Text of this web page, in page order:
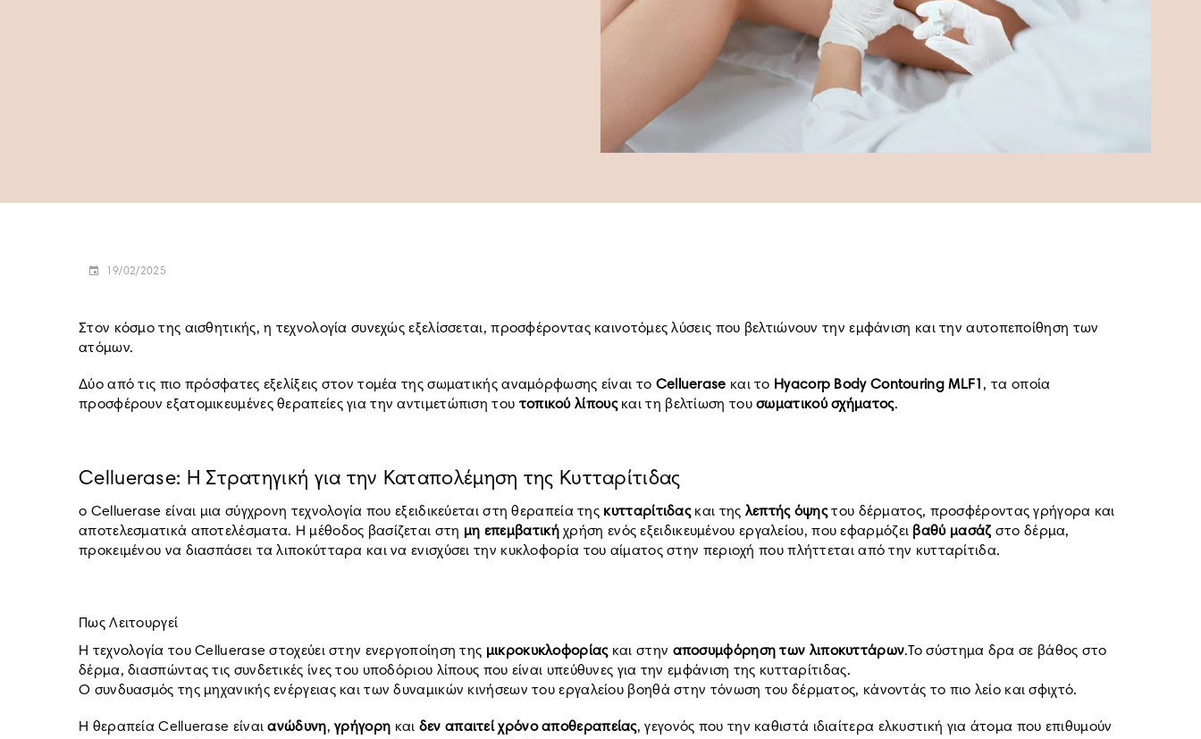
19/02/2025
Στον κόσμο της αισθητικής, η τεχνολογία συνεχώς εξελίσσεται, προσφέροντας καινοτόμες λύσεις που βελτιώνουν την εμφάνιση και την αυτοπεποίθηση των
ατόμων.
Δύο από τις πιο πρόσφατες εξελίξεις στον τομέα της σωματικής αναμόρφωσης είναι το Celluerase και το Hyacorp Body Contouring MLF1 , τα οποία
προσφέρουν εξατομικευμένες θεραπείες για την αντιμετώπιση του τοπικού λίπουςκαι τη βελτίωση τουσωματικού σχήματος.
Celluerase: Η Στρατηγική για την Καταπολέμηση της Κυτταρίτιδας
ο Celluerase είναι μια σύγχρονη τεχνολογία που εξειδικεύεται στη θεραπεία της κυτταρίτιδας και της λεπτής όψηςτου δέρματος, προσφέροντας γρήγορα και
αποτελεσματικά αποτελέσματα. Η μέθοδος βασίζεται στη μη επεμβατικήχρήση ενός εξειδικευμένου εργαλείου, που εφαρμόζει βαθύ μασάζ στο δέρμα,
προκειμένου να διασπάσει τα λιποκύτταρα και να ενισχύσει την κυκλοφορία του αίματος στην περιοχή που πλήττεται από την κυτταρίτιδα.
Πως Λειτουργεί
Η τεχνολογία του Celluerase στοχεύει στην ενεργοποίηση της μικροκυκλοφορίας και στην αποσυμφόρηση των λιποκυττάρων.Το σύστημα δρα σε βάθος στο
δέρμα, διασπώντας τις συνδετικές ίνες του υποδόριου λίπους που είναι υπεύθυνες για την εμφάνιση της κυτταρίτιδας.
Ο συνδυασμός της μηχανικής ενέργειας και των δυναμικών κινήσεων του εργαλείου βοηθά στην τόνωση του δέρματος, κάνοντάς το πιο λείο και σφιχτό.
Η θεραπεία Celluerase είναιανώδυνη,γρήγορη και δεν απαιτεί χρόνο αποθεραπείας, γεγονός που την καθιστά ιδιαίτερα ελκυστική για άτομα που επιθυμούν